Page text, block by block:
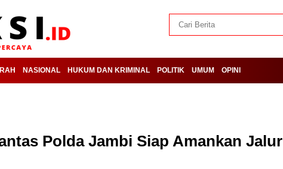
NASIONAL HUKUM DAN KRIMINAL POLITIK UMUM OPINI
Polda Jambi Siap Amankan Jalur